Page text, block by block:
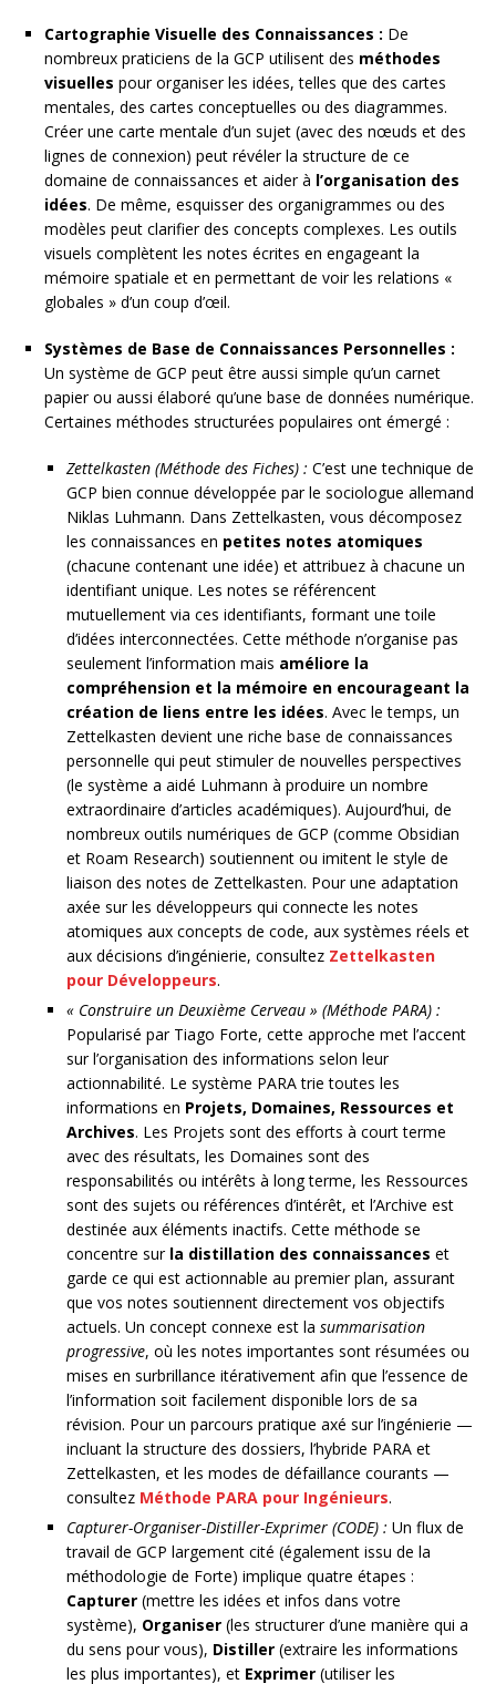
Cartographie Visuelle des Connaissances : De
nombreux praticiens de la GCP utilisent des méthodes
visuelles pour organiser les idées, telles que des cartes
mentales, des cartes conceptuelles ou des diagrammes.
Créer une carte mentale d’un sujet (avec des nœuds et des
lignes de connexion) peut révéler la structure de ce
domaine de connaissances et aider à l’organisation des
idées. De même, esquisser des organigrammes ou des
modèles peut clarifier des concepts complexes. Les outils
visuels complètent les notes écrites en engageant la
mémoire spatiale et en permettant de voir les relations «
globales » d’un coup d’œil.
Systèmes de Base de Connaissances Personnelles :
Un système de GCP peut être aussi simple qu’un carnet
papier ou aussi élaboré qu’une base de données numérique.
Certaines méthodes structurées populaires ont émergé :
Zettelkasten (Méthode des Fiches) : C’est une technique de
GCP bien connue développée par le sociologue allemand
Niklas Luhmann. Dans Zettelkasten, vous décomposez
les connaissances en petites notes atomiques
(chacune contenant une idée) et attribuez à chacune un
identifiant unique. Les notes se référencent
mutuellement via ces identifiants, formant une toile
d’idées interconnectées. Cette méthode n’organise pas
seulement l’information mais améliore la
compréhension et la mémoire en encourageant la
création de liens entre les idées. Avec le temps, un
Zettelkasten devient une riche base de connaissances
personnelle qui peut stimuler de nouvelles perspectives
(le système a aidé Luhmann à produire un nombre
extraordinaire d’articles académiques). Aujourd’hui, de
nombreux outils numériques de GCP (comme Obsidian
et Roam Research) soutiennent ou imitent le style de
liaison des notes de Zettelkasten. Pour une adaptation
axée sur les développeurs qui connecte les notes
atomiques aux concepts de code, aux systèmes réels et
aux décisions d’ingénierie, consultez Zettelkasten
pour Développeurs.
« Construire un Deuxième Cerveau » (Méthode PARA) :
Popularisé par Tiago Forte, cette approche met l’accent
sur l’organisation des informations selon leur
actionnabilité. Le système PARA trie toutes les
informations en Projets, Domaines, Ressources et
Archives. Les Projets sont des efforts à court terme
avec des résultats, les Domaines sont des
responsabilités ou intérêts à long terme, les Ressources
sont des sujets ou références d’intérêt, et l’Archive est
destinée aux éléments inactifs. Cette méthode se
concentre sur la distillation des connaissances et
garde ce qui est actionnable au premier plan, assurant
que vos notes soutiennent directement vos objectifs
actuels. Un concept connexe est la summarisation
progressive, où les notes importantes sont résumées ou
mises en surbrillance itérativement afin que l’essence de
l’information soit facilement disponible lors de sa
révision. Pour un parcours pratique axé sur l’ingénierie —
incluant la structure des dossiers, l’hybride PARA et
Zettelkasten, et les modes de défaillance courants —
consultez Méthode PARA pour Ingénieurs.
Capturer-Organiser-Distiller-Exprimer (CODE) : Un flux de
travail de GCP largement cité (également issu de la
méthodologie de Forte) implique quatre étapes :
Capturer (mettre les idées et infos dans votre
système), Organiser (les structurer d’une manière qui a
du sens pour vous), Distiller (extraire les informations
les plus importantes), et Exprimer (utiliser les